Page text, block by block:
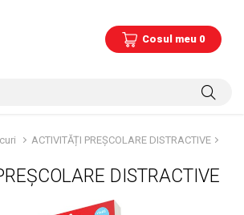
Cosul meu 0
ACTIVITĂȚI PREȘCOLARE DISTRACTIVE
DISTRACTIVE